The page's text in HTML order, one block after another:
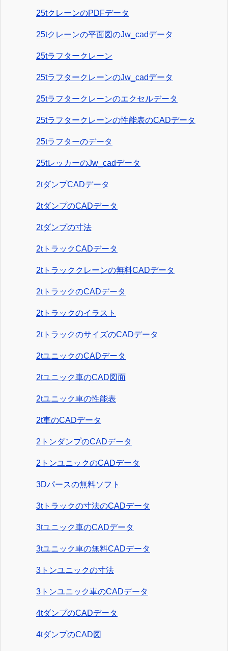
25tクレーンのPDFデータ
25tクレーンの平面図のJw_cadデータ
25tラフタークレーン
25tラフタークレーンのJw_cadデータ
25tラフタークレーンのエクセルデータ
25tラフタークレーンの性能表のCADデータ
25tラフターのデータ
25tレッカーのJw_cadデータ
2tダンプCADデータ
2tダンプのCADデータ
2tダンプの寸法
2tトラックCADデータ
2tトラッククレーンの無料CADデータ
2tトラックのCADデータ
2tトラックのイラスト
2tトラックのサイズのCADデータ
2tユニックのCADデータ
2tユニック車のCAD図面
2tユニック車の性能表
2t車のCADデータ
2トンダンプのCADデータ
2トンユニックのCADデータ
3Dパースの無料ソフト
3tトラックの寸法のCADデータ
3tユニック車のCADデータ
3tユニック車の無料CADデータ
3トンユニックの寸法
3トンユニック車のCADデータ
4tダンプのCADデータ
4tダンプのCAD図